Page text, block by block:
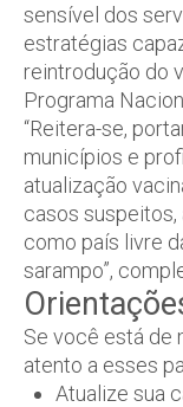
sensível dos
estratégias
reintrodução do
Programa
“Reitera-se,
municípios e
atualização
casos suspeitos,
como país livre
sarampo”,
Se você está de
atento a esses
Atualize sua